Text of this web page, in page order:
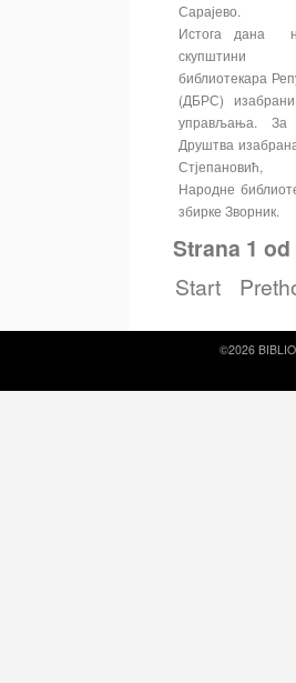
Сарајево.
Истога дана
библиотекара
(ДБРС)
управљања. За
Друштва
Стјепановић,
Народне
збирке Зворник.
Strana 1 od
Start
©2026